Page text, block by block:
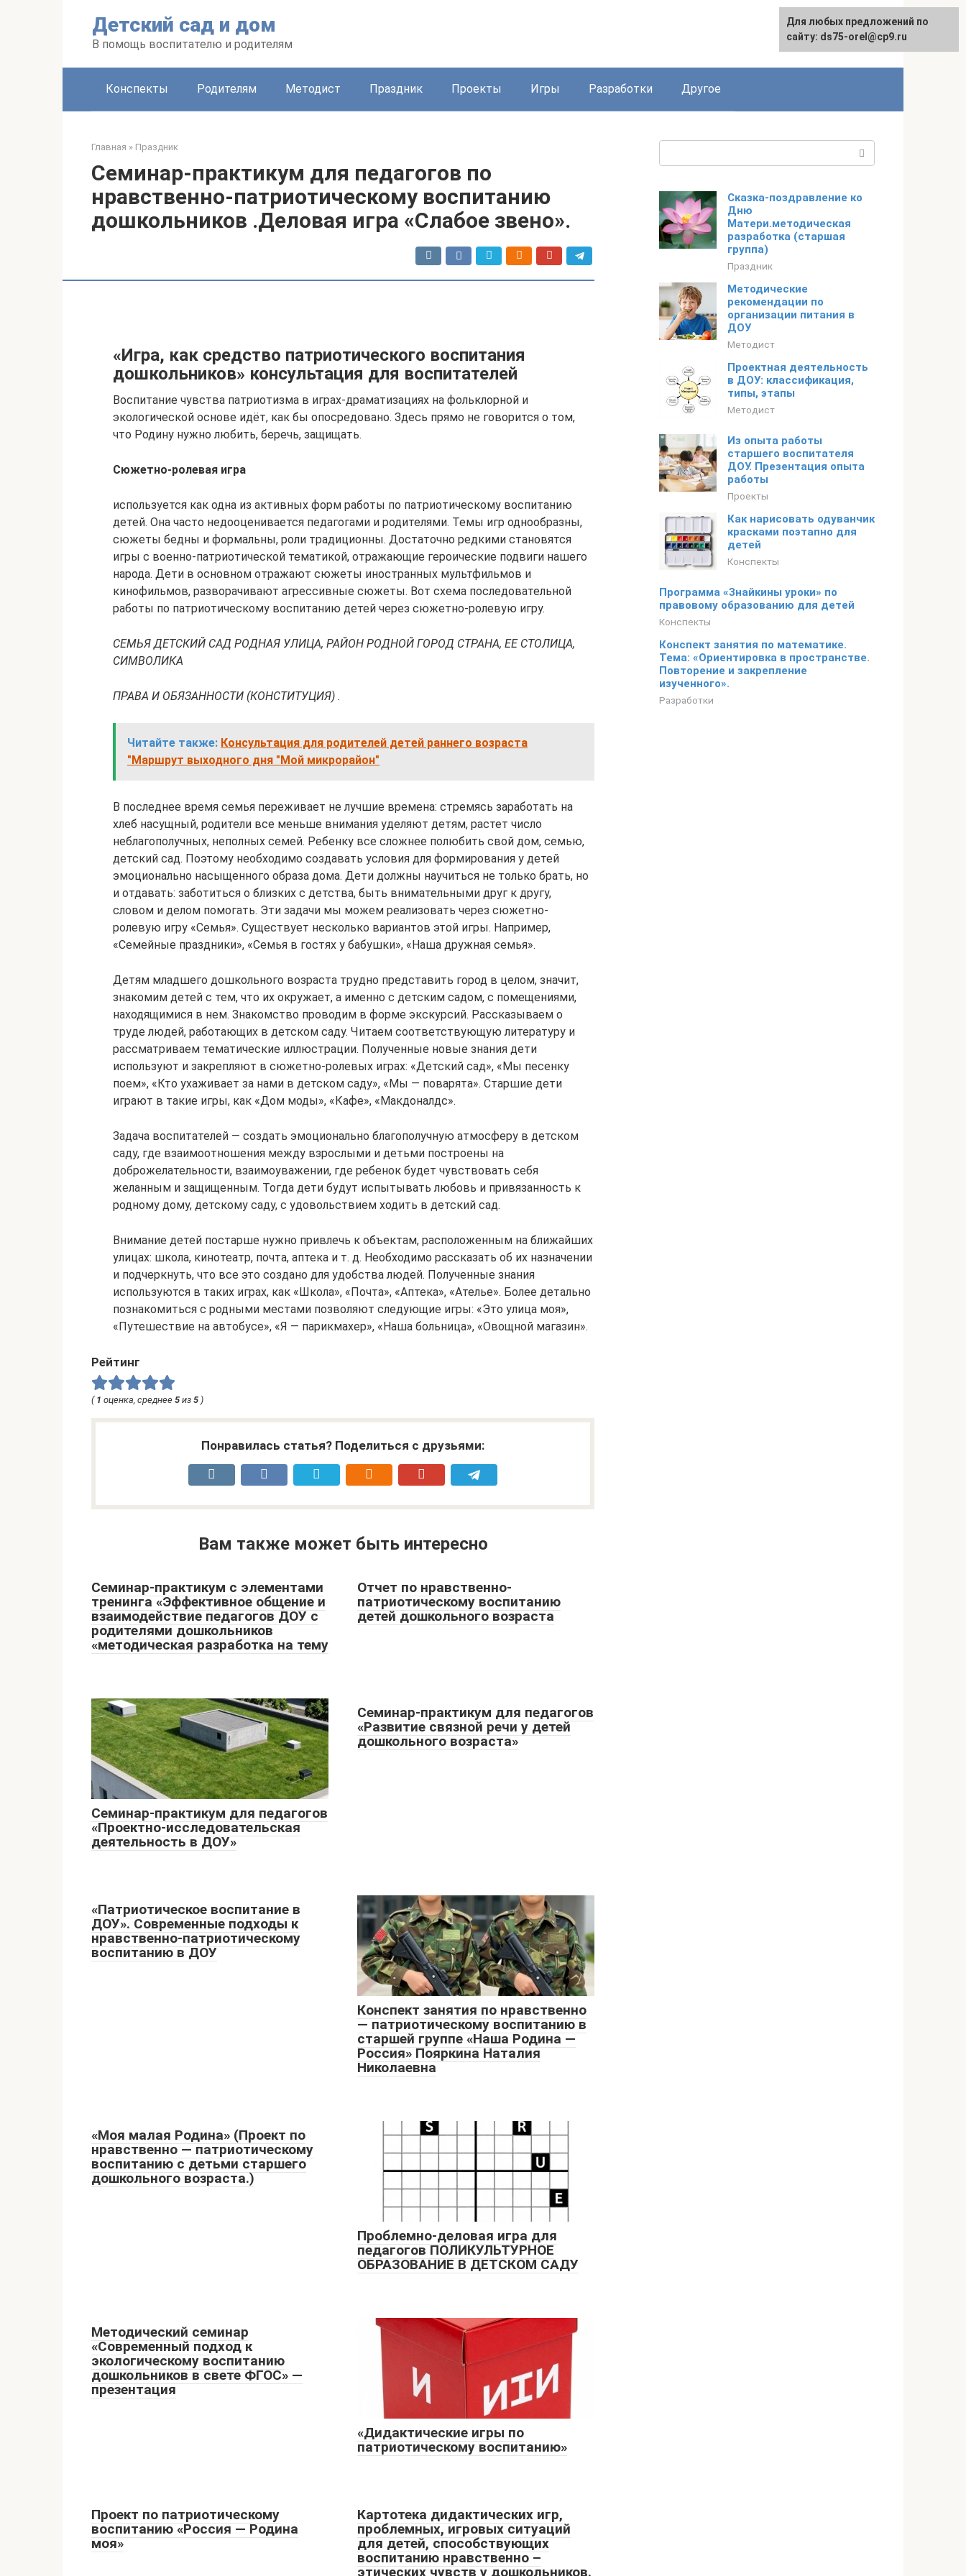
Детский сад и дом
В помощь воспитателю и родителям
Конспекты Родителям Методист Праздник Проекты Игры Разработки Другое
Главная » Праздник
Семинар-практикум для педагогов по
нравственно-патриотическому воспитанию
дошкольников .Деловая игра «Слабое звено».
«Игра, как средство патриотического воспитания
дошкольников» консультация для воспитателей
Воспитание чувства патриотизма в играх-драматизациях на фольклорной и
экологической основе идёт, как бы опосредовано. Здесь прямо не говорится о том,
что Родину нужно любить, беречь, защищать.
Сюжетно-ролевая игра
используется как одна из активных форм работы по патриотическому воспитанию
детей. Она часто недооценивается педагогами и родителями. Темы игр однообразны,
сюжеты бедны и формальны, роли традиционны. Достаточно редкими становятся
игры с военно-патриотической тематикой, отражающие героические подвиги нашего
народа. Дети в основном отражают сюжеты иностранных мультфильмов и
кинофильмов, разворачивают агрессивные сюжеты. Вот схема последовательной
работы по патриотическому воспитанию детей через сюжетно-ролевую игру.
СЕМЬЯ ДЕТСКИЙ САД РОДНАЯ УЛИЦА, РАЙОН РОДНОЙ ГОРОД СТРАНА, ЕЕ СТОЛИЦА,
СИМВОЛИКА
ПРАВА И ОБЯЗАННОСТИ (КОНСТИТУЦИЯ) .
Читайте также: Консультация для родителей детей раннего возраста
"Маршрут выходного дня "Мой микрорайон"
В последнее время семья переживает не лучшие времена: стремясь заработать на
хлеб насущный, родители все меньше внимания уделяют детям, растет число
неблагополучных, неполных семей. Ребенку все сложнее полюбить свой дом, семью,
детский сад. Поэтому необходимо создавать условия для формирования у детей
эмоционально насыщенного образа дома. Дети должны научиться не только брать, но
и отдавать: заботиться о близких с детства, быть внимательными друг к другу,
словом и делом помогать. Эти задачи мы можем реализовать через сюжетно-
ролевую игру «Семья». Существует несколько вариантов этой игры. Например,
«Семейные праздники», «Семья в гостях у бабушки», «Наша дружная семья».
Детям младшего дошкольного возраста трудно представить город в целом, значит,
знакомим детей с тем, что их окружает, а именно с детским садом, с помещениями,
находящимися в нем. Знакомство проводим в форме экскурсий. Рассказываем о
труде людей, работающих в детском саду. Читаем соответствующую литературу и
рассматриваем тематические иллюстрации. Полученные новые знания дети
используют и закрепляют в сюжетно-ролевых играх: «Детский сад», «Мы песенку
поем», «Кто ухаживает за нами в детском саду», «Мы — поварята». Старшие дети
играют в такие игры, как «Дом моды», «Кафе», «Макдоналдс».
Задача воспитателей — создать эмоционально благополучную атмосферу в детском
саду, где взаимоотношения между взрослыми и детьми построены на
доброжелательности, взаимоуважении, где ребенок будет чувствовать себя
желанным и защищенным. Тогда дети будут испытывать любовь и привязанность к
родному дому, детскому саду, с удовольствием ходить в детский сад.
Внимание детей постарше нужно привлечь к объектам, расположенным на ближайших
улицах: школа, кинотеатр, почта, аптека и т. д. Необходимо рассказать об их назначении
и подчеркнуть, что все это создано для удобства людей. Полученные знания
используются в таких играх, как «Школа», «Почта», «Аптека», «Ателье». Более детально
познакомиться с родными местами позволяют следующие игры: «Это улица моя»,
«Путешествие на автобусе», «Я — парикмахер», «Наша больница», «Овощной магазин».
Рейтинг
( 1 оценка, среднее 5 из 5 )
Понравилась статья? Поделиться с друзьями:
Вам также может быть интересно
Семинар-практикум с элементами
тренинга «Эффективное общение и
взаимодействие педагогов ДОУ с
родителями дошкольников
«методическая разработка на тему
Отчет по нравственно-
патриотическому воспитанию
детей дошкольного возраста
Семинар-практикум для педагогов
«Проектно-исследовательская
деятельность в ДОУ»
Семинар-практикум для педагогов
«Развитие связной речи у детей
дошкольного возраста»
«Патриотическое воспитание в
ДОУ». Современные подходы к
нравственно-патриотическому
воспитанию в ДОУ
Конспект занятия по нравственно
— патриотическому воспитанию в
старшей группе «Наша Родина —
Россия» Пояркина Наталия
Николаевна
«Моя малая Родина» (Проект по
нравственно — патриотическому
воспитанию с детьми старшего
дошкольного возраста.)
Проблемно-деловая игра для
педагогов ПОЛИКУЛЬТУРНОЕ
ОБРАЗОВАНИЕ В ДЕТСКОМ САДУ
Методический семинар
«Современный подход к
экологическому воспитанию
дошкольников в свете ФГОС» —
презентация
«Дидактические игры по
патриотическому воспитанию»
Проект по патриотическому
воспитанию «Россия — Родина
моя»
Картотека дидактических игр,
проблемных, игровых ситуаций
для детей, способствующих
воспитанию нравственно –
этических чувств у дошкольников.
Сказка-поздравление ко
Дню
Матери.методическая
разработка (старшая
группа)
Праздник
Методические
рекомендации по
организации питания в
ДОУ
Методист
Проектная деятельность
в ДОУ: классификация,
типы, этапы
Методист
Из опыта работы
старшего воспитателя
ДОУ. Презентация опыта
работы
Проекты
Как нарисовать одуванчик
красками поэтапно для
детей
Конспекты
Программа «Знайкины уроки» по
правовому образованию для детей
Конспекты
Конспект занятия по математике.
Тема: «Ориентировка в пространстве.
Повторение и закрепление
изученного».
Разработки
Для любых предложений по
сайту: ds75-orel@cp9.ru